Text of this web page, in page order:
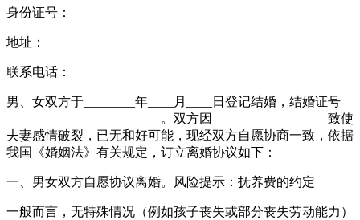
身份证号：
地址：
联系电话：
男、女双方于________年____月____日登记结婚，结婚证号
________________________。双方因__________________致使
夫妻感情破裂，已无和好可能，现经双方自愿协商一致，依据
我国《婚姻法》有关规定，订立离婚协议如下：
一、男女双方自愿协议离婚。风险提示：抚养费的约定
一般而言，无特殊情况（例如孩子丧失或部分丧失劳动能力）